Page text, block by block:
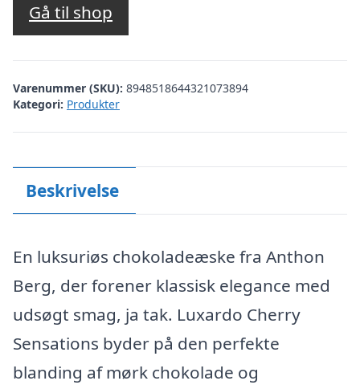
Gå til shop
Varenummer (SKU): 8948518644321073894
Kategori: Produkter
Beskrivelse
En luksuriøs chokoladeæske fra Anthon
Berg, der forener klassisk elegance med
udsøgt smag, ja tak. Luxardo Cherry
Sensations byder på den perfekte
blanding af mørk chokolade og